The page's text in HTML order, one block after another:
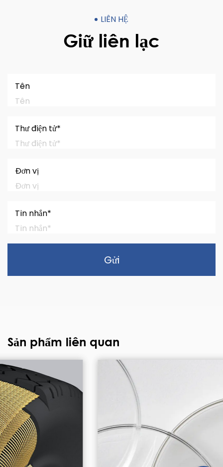
LIÊN HỆ
Giữ liên lạc
Tên
Thư điện tử*
Đơn vị
Tin nhắn*
Gửi
Sản phẩm liên quan